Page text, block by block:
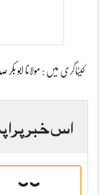
کیٹاگری میں : مولانا ابو
اس خبر پر